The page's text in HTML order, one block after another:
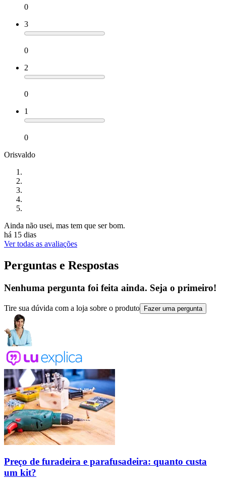
0
3
0
2
0
1
0
Orisvaldo
Ainda não usei, mas tem que ser bom.
há 15 dias
Ver todas as avaliações
Perguntas e Respostas
Nenhuma pergunta foi feita ainda. Seja o primeiro!
Tire sua dúvida com a loja sobre o produto Fazer uma pergunta
Preço de furadeira e parafusadeira: quanto custa
um kit?